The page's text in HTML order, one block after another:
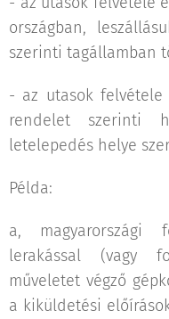
országban,
szerinti tagállamban
- az utasok felvétele
rendelet szerinti
letelepedés helye
Példa:
a, magyarországi
lerakással (vagy
műveletet végző
a kiküldetési